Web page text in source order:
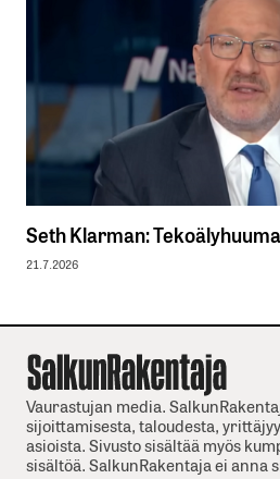
Seth Klarman:
21.7.2026
Vaurastujan media.
sijoittamisesta, taloudesta,
asioista. Sivusto sisältää myös
sisältöä. SalkunRakentaja ei anna